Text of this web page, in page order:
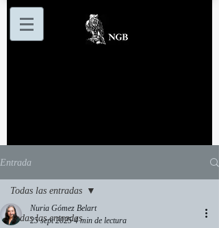
Entrada
Todas las entradas
Todas las entradas
Nuria Gómez Belart
25 sept 2025 4 min de lectura